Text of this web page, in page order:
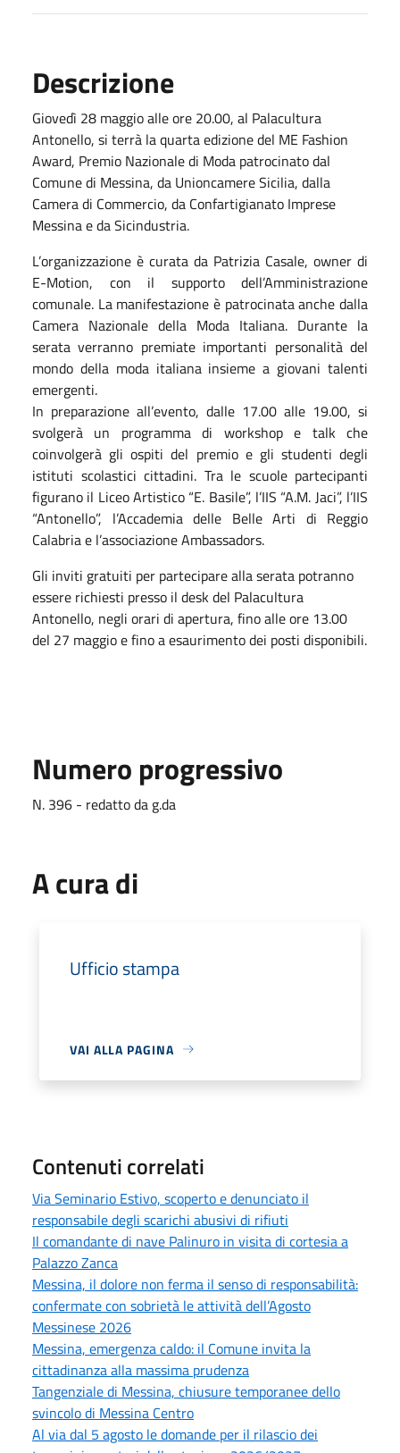
Descrizione
Giovedì 28 maggio alle ore 20.00, al Palacultura
Antonello, si terrà la quarta edizione del ME Fashion
Award, Premio Nazionale di Moda patrocinato dal
Comune di Messina, da Unioncamere Sicilia, dalla
Camera di Commercio, da Confartigianato Imprese
Messina e da Sicindustria.
L’organizzazione è curata da Patrizia Casale, owner di
E-Motion, con il supporto dell’Amministrazione
comunale. La manifestazione è patrocinata anche dalla
Camera Nazionale della Moda Italiana. Durante la
serata verranno premiate importanti personalità del
mondo della moda italiana insieme a giovani talenti
emergenti.
In preparazione all’evento, dalle 17.00 alle 19.00, si
svolgerà un programma di workshop e talk che
coinvolgerà gli ospiti del premio e gli studenti degli
istituti scolastici cittadini. Tra le scuole partecipanti
figurano il Liceo Artistico “E. Basile”, l’IIS “A.M. Jaci”, l’IIS
“Antonello”, l’Accademia delle Belle Arti di Reggio
Calabria e l’associazione Ambassadors.
Gli inviti gratuiti per partecipare alla serata potranno
essere richiesti presso il desk del Palacultura
Antonello, negli orari di apertura, fino alle ore 13.00
del 27 maggio e fino a esaurimento dei posti disponibili.
Numero progressivo
N. 396 - redatto da g.da
A cura di
Ufficio stampa
VAI ALLA PAGINA
Contenuti correlati
Via Seminario Estivo, scoperto e denunciato il
responsabile degli scarichi abusivi di rifiuti
Il comandante di nave Palinuro in visita di cortesia a
Palazzo Zanca
Messina, il dolore non ferma il senso di responsabilità:
confermate con sobrietà le attività dell’Agosto
Messinese 2026
Messina, emergenza caldo: il Comune invita la
cittadinanza alla massima prudenza
Tangenziale di Messina, chiusure temporanee dello
svincolo di Messina Centro
Al via dal 5 agosto le domande per il rilascio dei